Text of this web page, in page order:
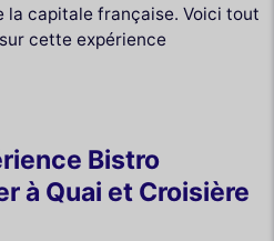
capitale française. Voici tout
cette expérience
Bistro
à Quai et Croisière